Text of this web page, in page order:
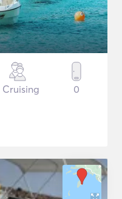
Cruising 0